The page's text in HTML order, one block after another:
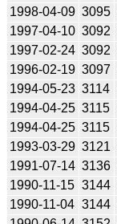
1998-04-09 3095
1997-04-10 3092
1997-02-24 3092
1996-02-19 3097
1994-05-23 3114
1994-04-25 3115
1994-04-25 3115
1993-03-29 3121
1991-07-14 3136
1990-11-15 3144
1990-11-04 3144